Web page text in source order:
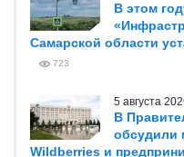
В этом
Самарской области
723
5 августа
В
обсудили
Wildberries и